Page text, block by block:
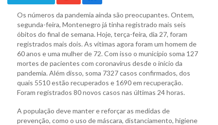
Os números da pandemia ainda são preocupantes. Ontem,
segunda-feira, Montenegro já tinha registrado mais seis
óbitos do final de semana. Hoje, terça-feira, dia 27, foram
registrados mais dois. As vítimas agora foram um homem de
60 anos e uma mulher de 72. Com isso o município soma 127
mortes de pacientes com coronavírus desde o início da
pandemia. Além disso, soma 7327 casos confirmados, dos
quais 5510 estão recuperados e 1690 em recuperação.
Foram registrados 80 novos casos nas últimas 24 horas.
A população deve manter e reforçar as medidas de
prevenção, como o uso de máscara, distanciamento, higiene